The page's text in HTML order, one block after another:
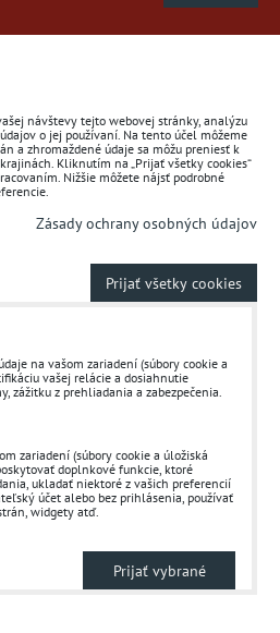
návštevy tejto webovej stránky, analýzu
o jej používaní. Na tento účel môžeme
a zhromaždené údaje sa môžu preniesť k
Kliknutím na „Prijať všetky cookies“
Nižšie môžete nájsť podrobné
Zásady ochrany osobných údajov
Prijať všetky cookies
na vašom zariadení (súbory cookie a
vašej relácie a dosiahnutie
zážitku z prehliadania a zabezpečenia.
zariadení (súbory cookie a úložiská
doplnkové funkcie, ktoré
ukladať niektoré z vašich preferencií
účet alebo bez prihlásenia, používať
widgety atď.
Prijať vybrané